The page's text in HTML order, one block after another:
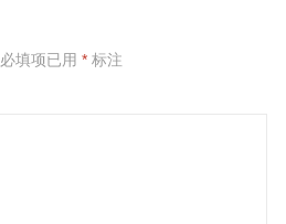
必填项已用 *标注